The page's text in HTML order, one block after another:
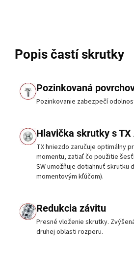
Popis častí skrutky
Pozinkovaná
Pozinkovanie zabezpečí
Hlavička skrutky s TX
TX hniezdo zaručuje optimálny
momentu, zatiaľ čo použitie
SW umožňuje dotiahnuť skrutku
momentovým kľúčom).
Redukcia závitu
Presné vloženie skrutky.
druhej oblasti rozperu.